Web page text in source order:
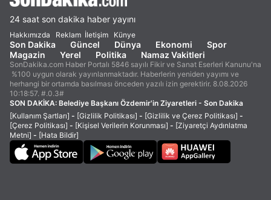
24 saat son dakika haber yayını
Hakkımızda Reklam İletişim Künye
Son Dakika Güncel Dünya Ekonomi
Spor
Magazin
Yerel Politika Namaz Vakitleri
SonDakika.com Haber Portalı 5846 sayılı Fikir ve Sanat Eserleri Kanunu'na
%100 uygun olarak yayınlanmaktadır. Haberlerin yeniden yayımı ve
herhangi bir ortamda basılması önceden yazılı izin gerektirir. 8.08.2026
10:18:57. #.0.3#
SON DAKİKA: Belediye Başkanı Özdemir'in Ziyaretleri - Son Dakika
[Kullanım Şartları] - [Gizlilik Politikası] - [Gizlilik ve Çerez Politikası] -
[Çerez Politikası] - [Kişisel Verilerin Korunması] - [Ziyaretçi Aydınlatma
Metni] - [Hata Bildir]